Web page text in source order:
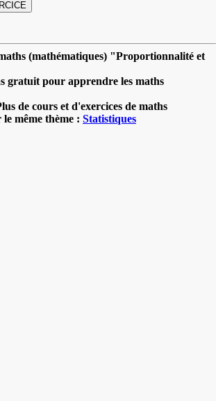
(mathématiques) "Proportionnalité et
gratuit pour apprendre les maths
de cours et d'exercices de maths
même thème : Statistiques